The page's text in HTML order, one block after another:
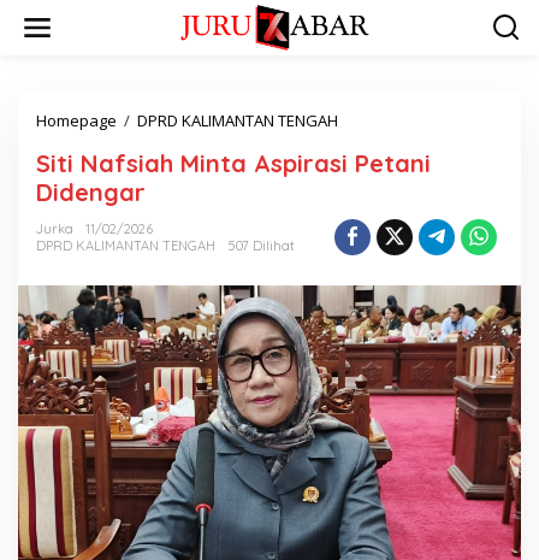
Homepage / DPRD KALIMANTAN TENGAH
Siti Nafsiah Minta Aspirasi Petani
Didengar
Jurka
11/02/2026
DPRD KALIMANTAN TENGAH
507 Dilihat